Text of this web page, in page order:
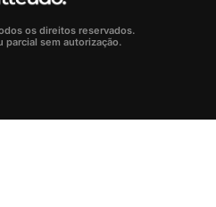
os direitos reservados.
parcial sem autorização.